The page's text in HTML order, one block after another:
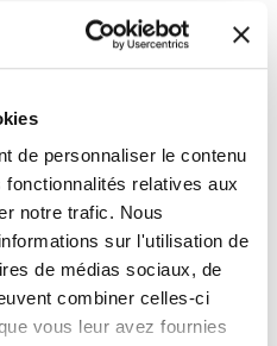
de personnaliser le contenu
relatives aux
notre trafic. Nous
sur l'utilisation de
de médias sociaux, de
combiner celles-ci
vous leur avez fournies
effectuer en France
mois, dans le cadre
doit présenter
Ce justificatif
d’accueil.
en mairie et signée
ou étrangère) qui se